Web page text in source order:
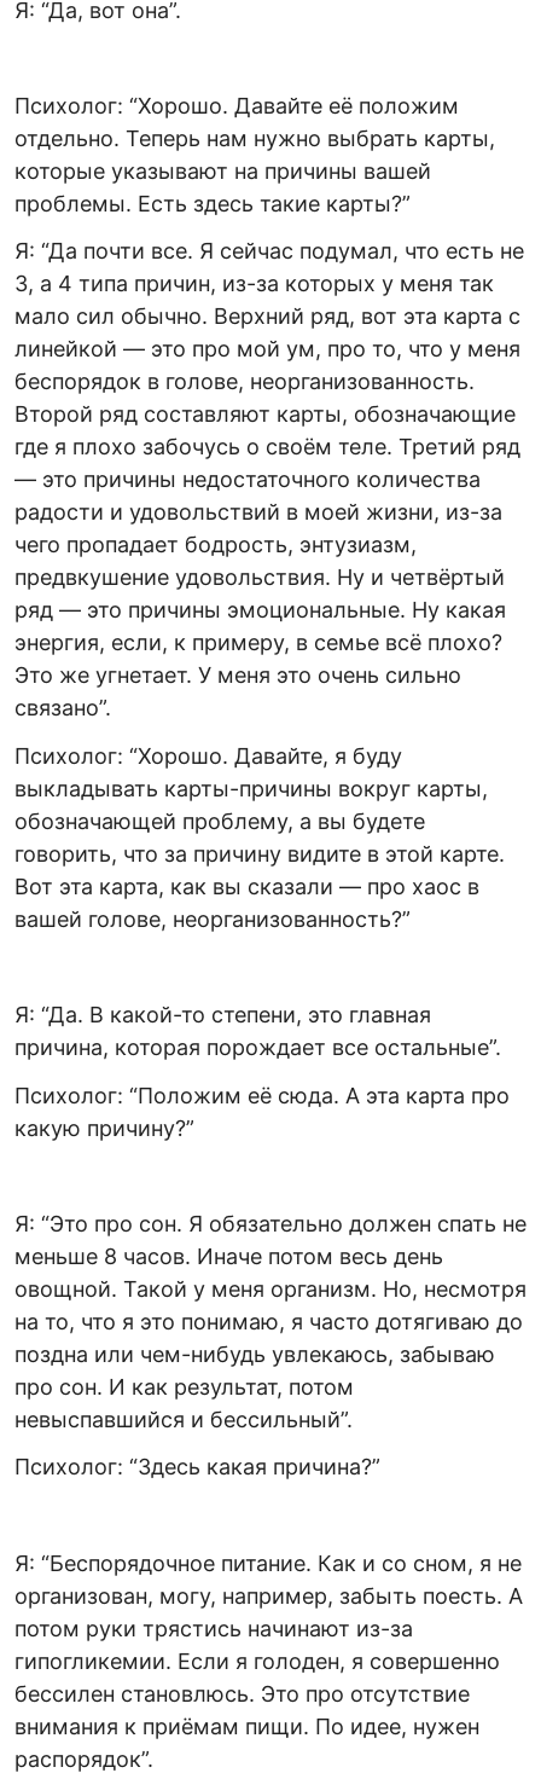
Я: “Да, вот она”.
Психолог: “Хорошо. Давайте её положим
отдельно. Теперь нам нужно выбрать карты,
которые указывают на причины вашей
проблемы. Есть здесь такие карты?”
Я: “Да почти все. Я сейчас подумал, что есть не
3, а 4 типа причин, из-за которых у меня так
мало сил обычно. Верхний ряд, вот эта карта с
линейкой — это про мой ум, про то, что у меня
беспорядок в голове, неорганизованность.
Второй ряд составляют карты, обозначающие
где я плохо забочусь о своём теле. Третий ряд
— это причины недостаточного количества
радости и удовольствий в моей жизни, из-за
чего пропадает бодрость, энтузиазм,
предвкушение удовольствия. Ну и четвёртый
ряд — это причины эмоциональные. Ну какая
энергия, если, к примеру, в семье всё плохо?
Это же угнетает. У меня это очень сильно
связано”.
Психолог: “Хорошо. Давайте, я буду
выкладывать карты-причины вокруг карты,
обозначающей проблему, а вы будете
говорить, что за причину видите в этой карте.
Вот эта карта, как вы сказали — про хаос в
вашей голове, неорганизованность?”
Я: “Да. В какой-то степени, это главная
причина, которая порождает все остальные”.
Психолог: “Положим её сюда. А эта карта про
какую причину?”
Я: “Это про сон. Я обязательно должен спать не
меньше 8 часов. Иначе потом весь день
овощной. Такой у меня организм. Но, несмотря
на то, что я это понимаю, я часто дотягиваю до
поздна или чем-нибудь увлекаюсь, забываю
про сон. И как результат, потом
невыспавшийся и бессильный”.
Психолог: “Здесь какая причина?”
Я: “Беспорядочное питание. Как и со сном, я не
организован, могу, например, забыть поесть. А
потом руки трястись начинают из-за
гипогликемии. Если я голоден, я совершенно
бессилен становлюсь. Это про отсутствие
внимания к приёмам пищи. По идее, нужен
распорядок”.